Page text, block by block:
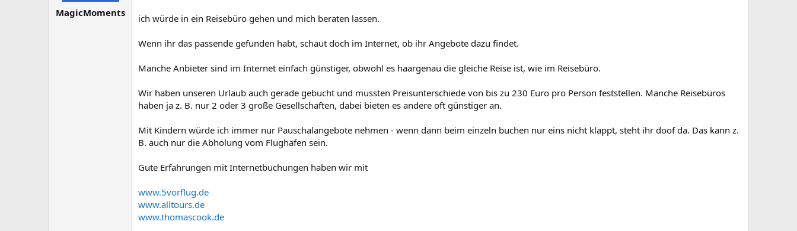
MagicMoments
ich würde in ein Reisebüro gehen und mich beraten lassen.
Wenn ihr das passende gefunden habt, schaut doch im Internet, ob ihr Angebote dazu findet.
Manche Anbieter sind im Internet einfach günstiger, obwohl es haargenau die gleiche Reise ist, wie im Reisebüro.
Wir haben unseren Urlaub auch gerade gebucht und mussten Preisunterschiede von bis zu 230 Euro pro Person feststellen. Manche Reisebüros
haben ja z. B. nur 2 oder 3 große Gesellschaften, dabei bieten es andere oft günstiger an.
Mit Kindern würde ich immer nur Pauschalangebote nehmen - wenn dann beim einzeln buchen nur eins nicht klappt, steht ihr doof da. Das kann z.
B. auch nur die Abholung vom Flughafen sein.
Gute Erfahrungen mit Internetbuchungen haben wir mit
www.5vorflug.de
www.alltours.de
www.thomascook.de